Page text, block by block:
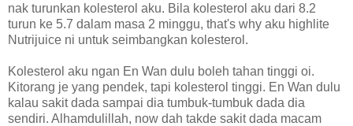
nak turunkan kolesterol aku. Bila kolesterol aku dari 8.2
turun ke 5.7 dalam masa 2 minggu, that's why aku highlite
Nutrijuice ni untuk seimbangkan kolesterol.
Kolesterol aku ngan En Wan dulu boleh tahan tinggi oi.
Kitorang je yang pendek, tapi kolesterol tinggi. En Wan dulu
kalau sakit dada sampai dia tumbuk-tumbuk dada dia
sendiri. Alhamdulillah, now dah takde sakit dada macam